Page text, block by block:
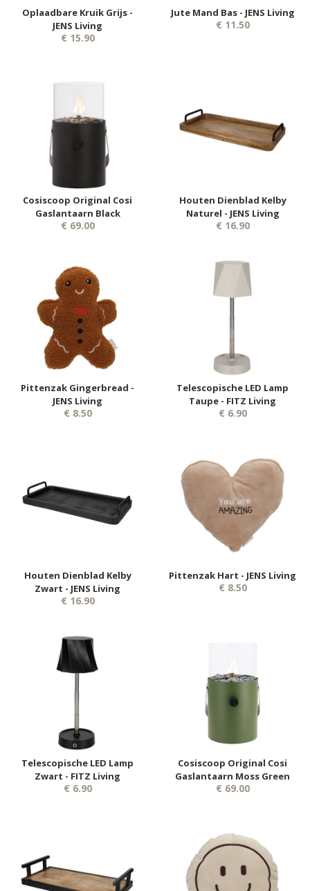
Oplaadbare Kruik Grijs -
JENS Living
€ 15.90
Jute Mand Bas - JENS Living
€ 11.50
Cosiscoop Original Cosi
Gaslantaarn Black
€ 69.00
Houten Dienblad Kelby
Naturel - JENS Living
€ 16.90
Pittenzak Gingerbread -
JENS Living
€ 8.50
Telescopische LED Lamp
Taupe - FITZ Living
€ 6.90
Houten Dienblad Kelby
Zwart - JENS Living
€ 16.90
Pittenzak Hart - JENS Living
€ 8.50
Telescopische LED Lamp
Zwart - FITZ Living
€ 6.90
Cosiscoop Original Cosi
Gaslantaarn Moss Green
€ 69.00